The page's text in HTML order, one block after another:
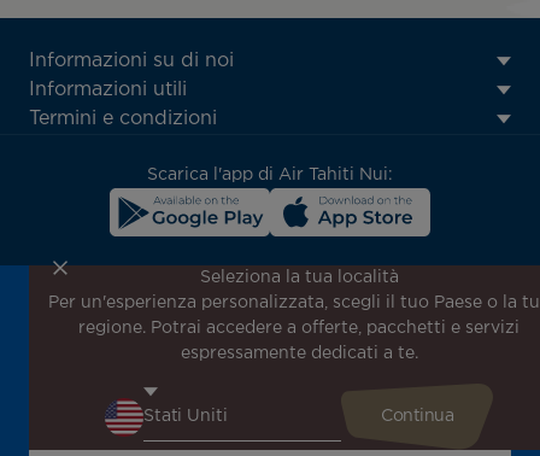
ATN:
Footer
menu
Informazioni su di noi
Informazioni utili
Termini e condizioni
Scarica l'app di Air Tahiti Nui:
Iscriviti alla nostra newsletter per ricevere le ultime
notizie!
Ricevi per primo tutte le nostre offerte e promozioni
per il tuo prossimo viaggio!
Inserisci la tua email qui
Seleziona la tua località
Per un'esperienza personalizzata, scegli il tuo Paese o la
regione. Potrai accedere a offerte, pacchetti e servizi
espressamente dedicati a te.